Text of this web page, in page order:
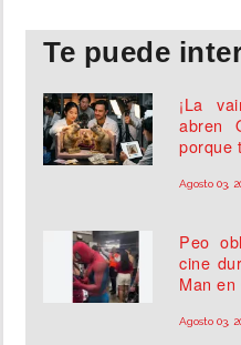
Te puede
¡La
abren
porque
Agosto 03,
Peo
cine
Man en
Agosto 03,